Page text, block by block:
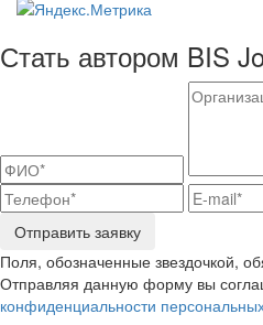
Стать автором BIS
Отправить заявку
Поля, обозначенные звездочкой,
Отправляя данную форму вы
конфиденциальности